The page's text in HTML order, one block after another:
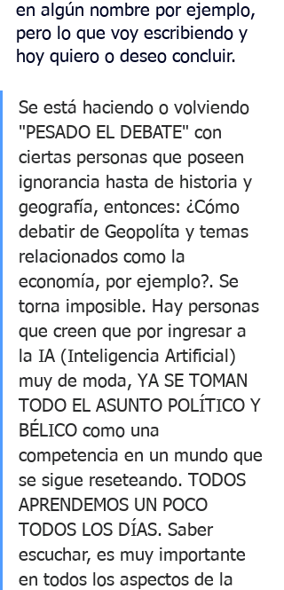
en algún nombre por ejemplo,
pero lo que voy escribiendo y
hoy quiero o deseo concluir.
Se está haciendo o volviendo
"PESADO EL DEBATE" con
ciertas personas que poseen
ignorancia hasta de historia y
geografía, entonces: ¿Cómo
debatir de Geopolíta y temas
relacionados como la
economía, por ejemplo?. Se
torna imposible. Hay personas
que creen que por ingresar a
la IA (Inteligencia Artificial)
muy de moda, YA SE TOMAN
TODO EL ASUNTO POLÍTICO Y
BÉLICO como una
competencia en un mundo que
se sigue reseteando. TODOS
APRENDEMOS UN POCO
TODOS LOS DÍAS. Saber
escuchar, es muy importante
en todos los aspectos de la